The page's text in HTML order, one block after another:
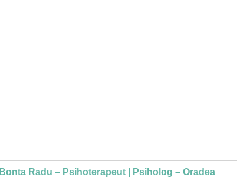
Bonta Radu – Psihoterapeut | Psiholog – Oradea